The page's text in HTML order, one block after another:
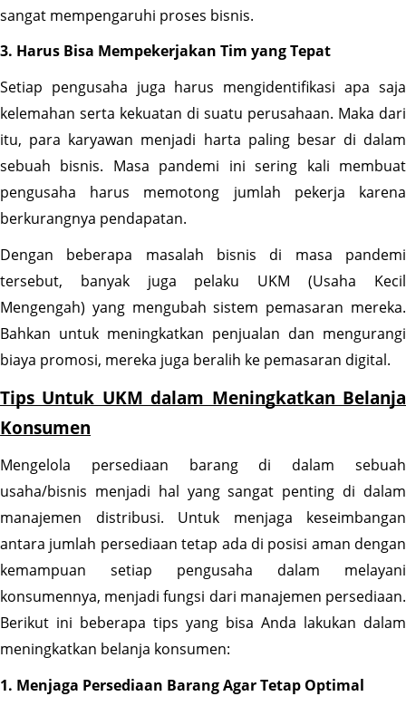
sangat mempengaruhi proses bisnis.
3. Harus Bisa Mempekerjakan Tim yang Tepat
Setiap pengusaha juga harus mengidentifikasi apa saja
kelemahan serta kekuatan di suatu perusahaan. Maka dari
itu, para karyawan menjadi harta paling besar di dalam
sebuah bisnis. Masa pandemi ini sering kali membuat
pengusaha harus memotong jumlah pekerja karena
berkurangnya pendapatan.
Dengan beberapa masalah bisnis di masa pandemi
tersebut, banyak juga pelaku UKM (Usaha Kecil
Mengengah) yang mengubah sistem pemasaran mereka.
Bahkan untuk meningkatkan penjualan dan mengurangi
biaya promosi, mereka juga beralih ke pemasaran digital.
Tips Untuk UKM dalam Meningkatkan Belanja
Konsumen
Mengelola persediaan barang di dalam sebuah
usaha/bisnis menjadi hal yang sangat penting di dalam
manajemen distribusi. Untuk menjaga keseimbangan
antara jumlah persediaan tetap ada di posisi aman dengan
kemampuan setiap pengusaha dalam melayani
konsumennya, menjadi fungsi dari manajemen persediaan.
Berikut ini beberapa tips yang bisa Anda lakukan dalam
meningkatkan belanja konsumen:
1. Menjaga Persediaan Barang Agar Tetap Optimal